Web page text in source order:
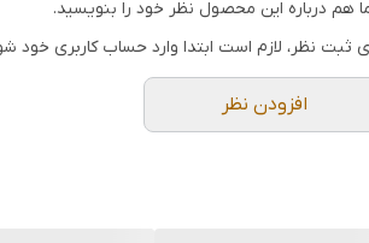
هم درباره این محصول نظر خود را بنویسید.
ثبت نظر، لازم است ابتدا وارد حساب کاربری خود
افزودن نظر